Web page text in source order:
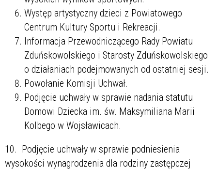
Występ artystyczny dzieci z Powiatowego
Centrum Kultury Sportu i Rekreacji.
Informacja Przewodniczącego Rady Powiatu
Zduńskowolskiego i Starosty Zduńskowolskiego
o działaniach podejmowanych od ostatniej sesji.
Powołanie Komisji Uchwał.
Podjęcie uchwały w sprawie nadania statutu
Domowi Dziecka im. św. Maksymiliana Marii
Kolbego w Wojsławicach.
10. Podjęcie uchwały w sprawie podniesienia
wysokości wynagrodzenia dla rodziny zastępczej